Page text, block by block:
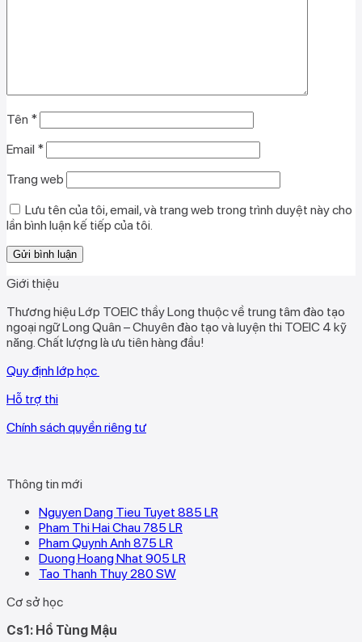
Tên *
Email *
Trang web
Lưu tên của tôi, email, và trang web trong trình duyệt này cho
lần bình luận kế tiếp của tôi.
Giới thiệu
Thương hiệu Lớp TOEIC thầy Long thuộc về trung tâm đào tạo
ngoại ngữ Long Quân – Chuyên đào tạo và luyện thi TOEIC 4 kỹ
năng. Chất lượng là ưu tiên hàng đầu!
Quy định lớp học
Hỗ trợ thi
Chính sách quyền riêng tư
Thông tin mới
Nguyen Dang Tieu Tuyet 885 LR
Pham Thi Hai Chau 785 LR
Pham Quynh Anh 875 LR
Duong Hoang Nhat 905 LR
Tao Thanh Thuy 280 SW
Cơ sở học
Cs1: Hồ Tùng Mậu